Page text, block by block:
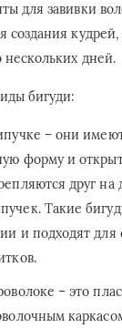
для завивки
создания
нескольких дней.
бигуди:
– они
форму и
друг на
Такие
и подходят для
– это